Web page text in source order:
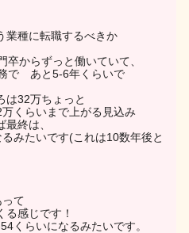
業種に転職するべきか
からずっと働いていて、
で あと5-6年くらいで
は32万ちょっと
くらいまで上がる見込み
終は、
みたいです(これは10数年後と
て
る感じです！
くらいになるみたいです。